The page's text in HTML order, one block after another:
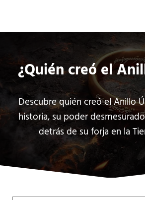
¿Quién creó el
Descubre quién creó el Anillo
historia, su poder
detrás de su forja en la